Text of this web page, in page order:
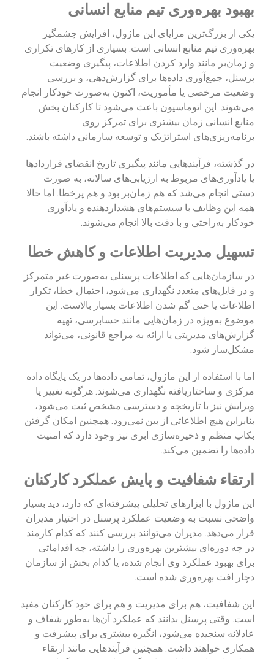
بهبود بهره‌وری تیم منابع انسانی
یکی از بزرگ‌ترین مزایای این ماژول، افزایش چشمگیر
بهره‌وری تیم منابع انسانی است. بسیاری از کارهای تکراری
و زمان‌بر مانند وارد کردن اطلاعات، پیگیری وضعیت
پرسنل، جمع‌آوری داده‌ها برای گزارش‌دهی، و بررسی
وضعیت مرخصی یا مأموریت، اکنون به‌صورت خودکار انجام
می‌شوند. این اتوماسیون باعث می‌شود تا کارکنان بخش
منابع انسانی زمان بیشتری برای تمرکز روی
برنامه‌ریزی‌های استراتژیک و توسعه سازمانی داشته باشند.
در گذشته، فرآیندهایی مانند پیگیری تاریخ انقضای قراردادها
یا یادآوری‌های مربوط به ارزیابی‌های سالانه، به صورت
دستی انجام می‌شد که هم زمان‌بر بود و هم پرخطا. اما حالا
همه این وظایف با سیستم‌های هشداردهنده و یادآوری
خودکار به‌راحتی و با دقت بالا انجام می‌شوند.
تسهیل مدیریت اطلاعات و کاهش خطا
در سازمان‌هایی که اطلاعات پرسنلی به‌صورت غیر متمرکز
و در فایل‌های متعدد نگهداری می‌شود، احتمال خطا، تکرار
اطلاعات یا حتی گم شدن اطلاعات بسیار بالاست. این
موضوع به‌ویژه در زمان‌هایی مانند حسابرسی، تهیه
گزارش‌های مدیریتی یا ارائه به مراجع قانونی، می‌تواند
مشکل‌ساز شود.
اما با استفاده از این ماژول، تمامی داده‌ها در یک پایگاه داده
مرکزی و ساختاریافته نگهداری می‌شوند. هرگونه تغییر یا
ویرایش نیز با تاریخچه و دسترسی مشخص ثبت می‌شود،
بنابراین هیچ اطلاعاتی از بین نمی‌رود. همچنین امکان گرفتن
بکاپ منظم و ذخیره‌سازی ابری نیز وجود دارد که امنیت
داده‌ها را تضمین می‌کند.
ارتقاء شفافیت و پایش عملکرد کارکنان
این ماژول با ابزارهای تحلیلی پیشرفته‌ای که دارد، دید بسیار
واضحی نسبت به وضعیت عملکرد پرسنل در اختیار مدیران
قرار می‌دهد. مدیران می‌توانند بررسی کنند که کدام کارمند
در چه دوره‌ای بیشترین بهره‌وری را داشته، چه اقداماتی
برای بهبود عملکرد وی انجام شده، یا کدام بخش از سازمان
دچار افت بهره‌وری شده است.
این شفافیت، هم برای مدیریت و هم برای خود کارکنان مفید
است. وقتی پرسنل بدانند که عملکرد آن‌ها به‌طور شفاف و
عادلانه سنجیده می‌شود، انگیزه بیشتری برای پیشرفت و
همکاری خواهند داشت. همچنین فرآیندهایی مانند ارتقاء